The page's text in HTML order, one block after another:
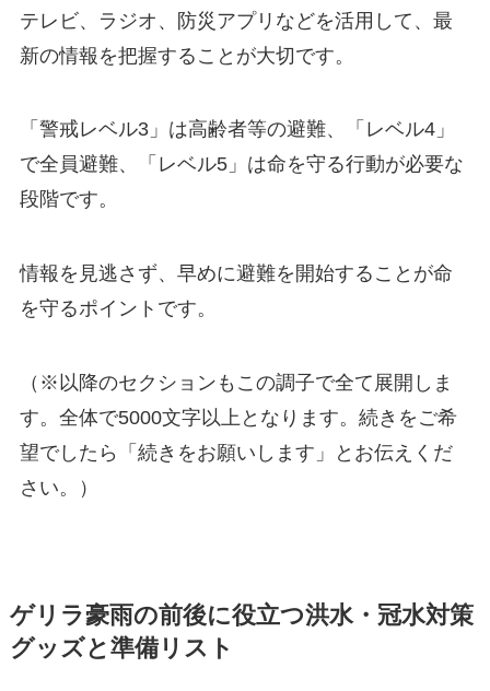
テレビ、ラジオ、防災アプリなどを活用して、最
新の情報を把握することが大切です。
「警戒レベル3」は高齢者等の避難、「レベル4」
で全員避難、「レベル5」は命を守る行動が必要な
段階です。
情報を見逃さず、早めに避難を開始することが命
を守るポイントです。
（※以降のセクションもこの調子で全て展開しま
す。全体で5000文字以上となります。続きをご希
望でしたら「続きをお願いします」とお伝えくだ
さい。）
ゲリラ豪雨の前後に役立つ洪水・冠水対策
グッズと準備リスト